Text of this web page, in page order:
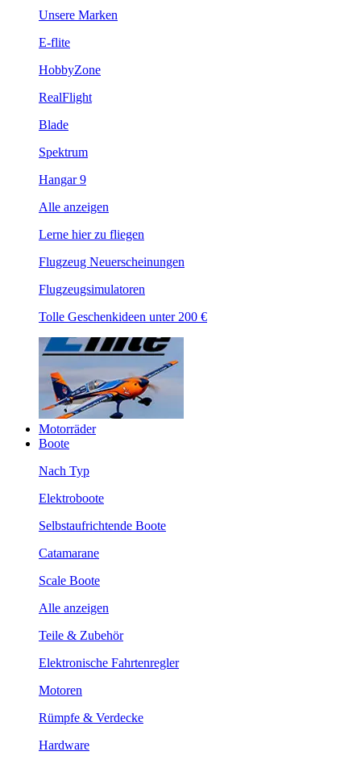
Unsere Marken
E-flite
HobbyZone
RealFlight
Blade
Spektrum
Hangar 9
Alle anzeigen
Lerne hier zu fliegen
Flugzeug Neuerscheinungen
Flugzeugsimulatoren
Tolle Geschenkideen unter 200 €
Motorräder
Boote
Nach Typ
Elektroboote
Selbstaufrichtende Boote
Catamarane
Scale Boote
Alle anzeigen
Teile & Zubehör
Elektronische Fahrtenregler
Motoren
Rümpfe & Verdecke
Hardware